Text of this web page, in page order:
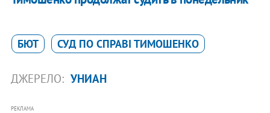
БЮТ СУД ПО СПРАВІ ТИМОШЕНКО
ДЖЕРЕЛО: УНИАН
РЕКЛАМА